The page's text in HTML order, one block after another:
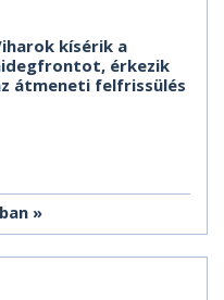
kísérik a
érkezik
átmeneti felfrissülés